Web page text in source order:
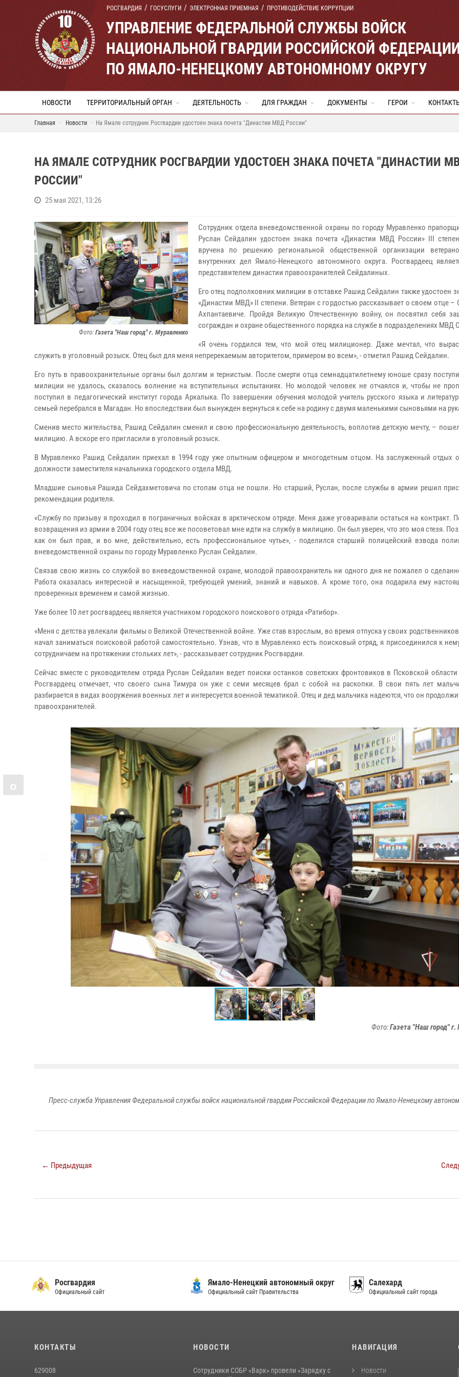
РОСГВАРДИЯ ГОСУСЛУГИ ЭЛЕКТРОННАЯ ПРИЕМНАЯ ПРОТИВОДЕЙСТВИЕ КОРРУПЦИИ
УПРАВЛЕНИЕ ФЕДЕРАЛЬНОЙ СЛУЖБЫ ВОЙСК
НАЦИОНАЛЬНОЙ ГВАРДИИ РОССИЙСКОЙ
ПО ЯМАЛО-НЕНЕЦКОМУ АВТОНОМНОМУ ОКРУГУ
НОВОСТИ ТЕРРИТОРИАЛЬНЫЙ ОРГАН ДЕЯТЕЛЬНОСТЬ ДЛЯ ГРАЖДАН ДОКУМЕНТЫ ГЕРОИ
Главная Новости На Ямале сотрудник Росгвардии удостоен знака почета "Династии МВД России"
НА ЯМАЛЕ СОТРУДНИК РОСГВАРДИИ УДОСТОЕН ЗНАКА ПОЧЕТА "ДИНАСТИИ
РОССИИ"
25 мая 2021, 13:26
Фото: Газета "Наш город" г. Муравленко
Сотрудник отдела вневедомственной охраны по городу Муравленко
Руслан Сейдалин удостоен знака почета «Династии МВД России» III
вручена по решению региональной общественной организации
внутренних дел Ямало-Ненецкого автономного округа. Росгвардеец
представителем династии правоохранителей Сейдалиных.
Его отец подполковник милиции в отставке Рашид Сейдалин также удостоен
«Династии МВД» II степени. Ветеран с гордостью рассказывает о своем отце –
Ахпантаевиче. Пройдя Великую Отечественную войну, он посвятил себя
сограждан и охране общественного порядка на службе в подразделениях МВД
«Я очень гордился тем, что мой отец милиционер. Даже мечтал, что
служить в уголовный розыск. Отец был для меня непререкаемым авторитетом, примером во всем», - отметил Рашид Сейдалин.
Его путь в правоохранительные органы был долгим и тернистым. После смерти отца семнадцатилетнему юноше сразу
милиции не удалось, сказалось волнение на вступительных испытаниях. Но молодой человек не отчаялся и, чтобы не
поступил в педагогический институт города Аркалыка. По завершении обучения молодой учитель русского языка и
семьей перебрался в Магадан. Но впоследствии был вынужден вернуться к себе на родину с двумя маленькими сыновьями на
Сменив место жительства, Рашид Сейдалин сменил и свою профессиональную деятельность, воплотив детскую мечту, –
милицию. А вскоре его пригласили в уголовный розыск.
В Муравленко Рашид Сейдалин приехал в 1994 году уже опытным офицером и многодетным отцом. На заслуженный отдых
должности заместителя начальника городского отдела МВД.
Младшие сыновья Рашида Сейдахметовича по стопам отца не пошли. Но старший, Руслан, после службы в армии решил
рекомендации родителя.
«Службу по призыву я проходил в пограничных войсках в арктическом отряде. Меня даже уговаривали остаться на контракт.
возвращения из армии в 2004 году отец все же посоветовал мне идти на службу в милицию. Он был уверен, что это моя стезя.
как он был прав, и во мне, действительно, есть профессиональное чутье», - поделился старший полицейский взвода
вневедомственной охраны по городу Муравленко Руслан Сейдалин.
Связав свою жизнь со службой во вневедомственной охране, молодой правоохранитель ни одного дня не пожалел о
Работа оказалась интересной и насыщенной, требующей умений, знаний и навыков. А кроме того, она подарила ему
проверенных временем и самой жизнью.
Уже более 10 лет росгвардеец является участником городского поискового отряда «Ратибор».
«Меня с детства увлекали фильмы о Великой Отечественной войне. Уже став взрослым, во время отпуска у своих
начал заниматься поисковой работой самостоятельно. Узнав, что в Муравленко есть поисковый отряд, я присоединился к
сотрудничаем на протяжении стольких лет», - рассказывает сотрудник Росгвардии.
Сейчас вместе с руководителем отряда Руслан Сейдалин ведет поиски останков советских фронтовиков в Псковской
Росгвардеец отмечает, что своего сына Тимура он уже с семи месяцев брал с собой на раскопки. В свои пять лет
разбирается в видах вооружения военных лет и интересуется военной тематикой. Отец и дед мальчика надеются, что он
правоохранителей.
Фото:Газета "Наш город"
Пресс-служба Управления Федеральной службы войск национальной гвардии Российской Федерации по Ямало-Ненецкому
← Предыдущая
Росгвардия
Официальный сайт
Ямало-Ненецкий автономный округ
Официальный сайт Правительства
Салехард
Официальный сайт города
КОНТАКТЫ
629008
НОВОСТИ
Сотрудники СОБР «Варк» провели «Зарядку с
НАВИГАЦИЯ
Новости